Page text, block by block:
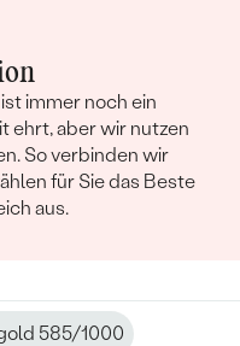
immer noch ein
ehrt, aber wir nutzen
So verbinden wir
für Sie das Beste
aus.
585/1000